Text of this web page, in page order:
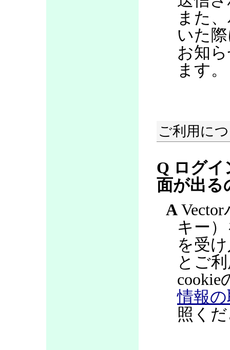
また
いた
お知
ます。
ご利用に
Q ログ
面が出る
A
キー
を受
とご
cookie
情報
照く